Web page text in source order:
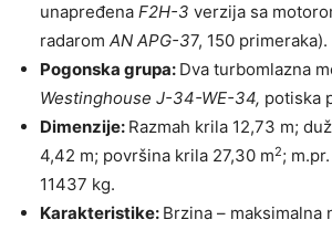
unapređena F2H-3 verzija sa
radarom AN APG-37, 150 primeraka).
Pogonska grupa: Dva turbomlazna
Westinghouse J-34-WE-34, potiska
Dimenzije: Razmah krila 12,73 m;
4,42 m; površina krila 27,30 m2;
11437 kg.
Karakteristike: Brzina – maksimalna